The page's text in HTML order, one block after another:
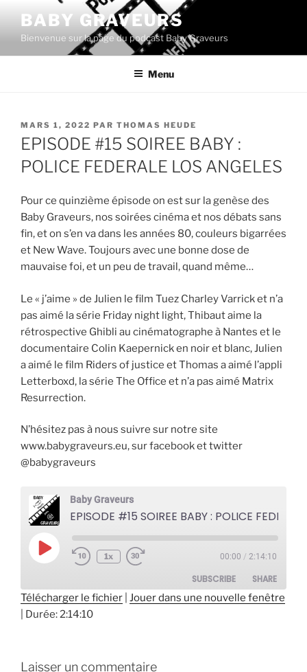
contenu
principal
BABY GRAVEURS
Bienvenue sur la page du podcast Baby Graveurs
Menu
PUBLIÉ
LE
MARS 1, 2022 PAR THOMAS HEUDE
EPISODE #15 SOIREE BABY :
POLICE FEDERALE LOS ANGELES
Pour ce quinzième épisode on est sur la genèse des
Baby Graveurs, nos soirées cinéma et nos débats sans
fin, et on s’en va dans les années 80, couleurs bigarrées
et New Wave. Toujours avec une bonne dose de
mauvaise foi, et un peu de travail, quand même…
Le « j’aime » de Julien le film Tuez Charley Varrick et n’a
pas aimé la série Friday night light, Thibaut aime la
rétrospective Ghibli au cinématographe à Nantes et le
documentaire Colin Kaepernick en noir et blanc, Julien
a aimé le film Riders of justice et Thomas a aimé l’appli
Letterboxd, la série The Office et n’a pas aimé Matrix
Resurrection.
N’hésitez pas à nous suivre sur notre site
www.babygraveurs.eu, sur facebook et twitter
@babygraveurs
Baby Graveurs
Play
Episode
1x 00:00 / 2:14:10
SUBSCRIBE SHARE
SHARE
Télécharger le fichier Jouer dans une nouvelle fenêtre
Durée: 2:14:10
Laisser un commentaire